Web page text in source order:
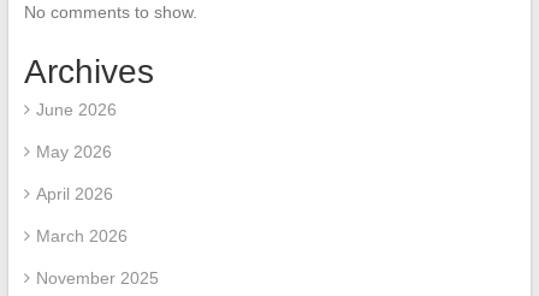
No comments to show.
Archives
June 2026
May 2026
April 2026
March 2026
November 2025